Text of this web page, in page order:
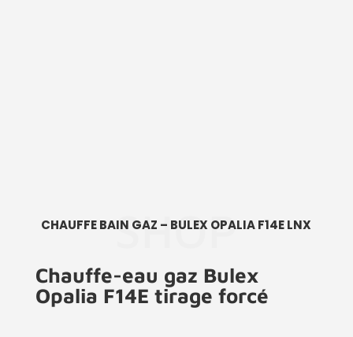
SHOP
CHAUFFE BAIN GAZ – BULEX OPALIA F14E LNX
Chauffe-eau gaz Bulex
Opalia F14E tirage forcé